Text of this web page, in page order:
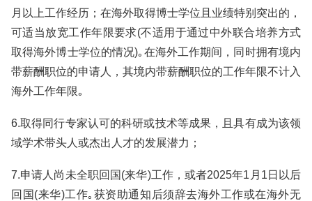
月以上工作经历；在海外取得博士学位且业绩特别突出的，
可适当放宽工作年限要求(不适用于通过中外联合培养方式
取得海外博士学位的情况)｡在海外工作期间，同时拥有境内
带薪酬职位的申请人，其境内带薪酬职位的工作年限不计入
海外工作年限｡
6.取得同行专家认可的科研或技术等成果，且具有成为该领
域学术带头人或杰出人才的发展潜力；
7.申请人尚未全职回国(来华)工作，或者2025年1月1日以后
回国(来华)工作｡获资助通知后须辞去海外工作或在海外无